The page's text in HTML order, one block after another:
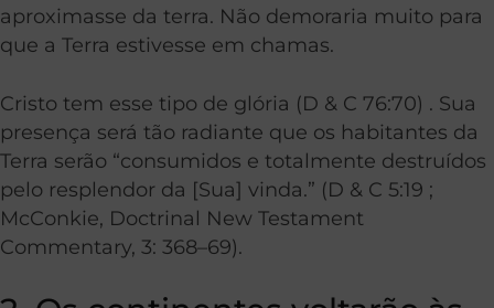
aproximasse da terra. Não demoraria muito para
que a Terra estivesse em chamas.
Cristo tem esse tipo de glória (D & C 76:70) . Sua
presença será tão radiante que os habitantes da
Terra serão “consumidos e totalmente destruídos
pelo resplendor da [Sua] vinda.” (D & C 5:19 ;
McConkie, Doctrinal New Testament
Commentary, 3: 368–69).